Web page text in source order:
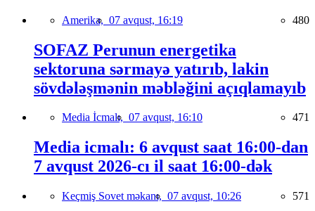
Amerika, 07 avqust, 16:19 480
SOFAZ Perunun energetika
sektoruna sərmayə yatırıb, lakin
sövdələşmənin məbləğini açıqlamayıb
Media İcmalı, 07 avqust, 16:10 471
Media icmalı: 6 avqust saat 16:00-dan
7 avqust 2026-cı il saat 16:00-dək
Keçmiş Sovet məkanı, 07 avqust, 10:26 571